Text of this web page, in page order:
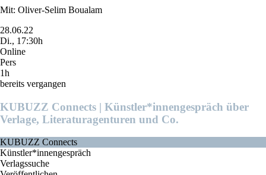
Mit: Oliver-Selim Boualam
28.06.22
Di., 17:30h
Online
Pers
1h
bereits vergangen
KUBUZZ Connects | Künstler*innengespräch über
Verlage, Literaturagenturen und Co.
KUBUZZ Connects
Künstler*innengespräch
Verlagssuche